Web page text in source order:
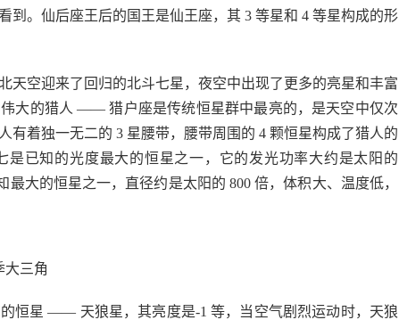
到。仙后座王后的国王是仙王座，其 3 等星和 4 等星构成的形
天空迎来了回归的北斗七星，夜空中出现了更多的亮星和丰富
大的猎人 —— 猎户座是传统恒星群中最亮的，是天空中仅次
有着独一无二的 3 星腰带，腰带周围的 4 颗恒星构成了猎人的
是已知的光度最大的恒星之一，它的发光功率大约是太阳的
最大的恒星之一，直径约是太阳的 800 倍，体积大、温度低，
大三角
恒星 —— 天狼星，其亮度是-1 等，当空气剧烈运动时，天狼